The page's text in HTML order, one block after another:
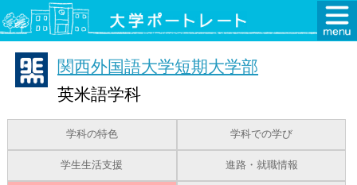
関西外国語大学短期大学部
英米語学科
学科の特色 学科での学び
学生生活支援 進路・就職情報